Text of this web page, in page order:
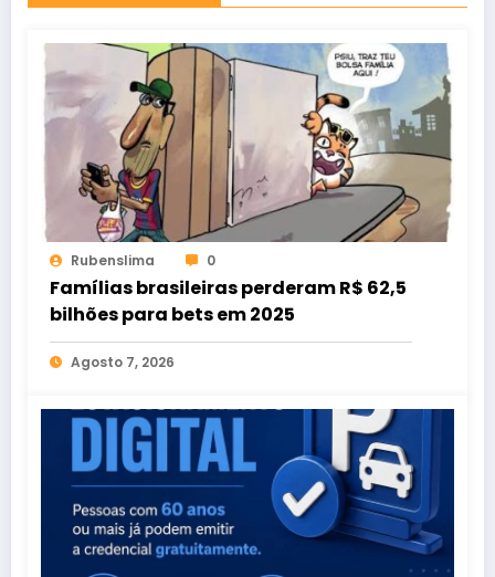
Rubenslima 0
Famílias brasileiras perderam R$ 62,5
bilhões para bets em 2025
Agosto 7, 2026